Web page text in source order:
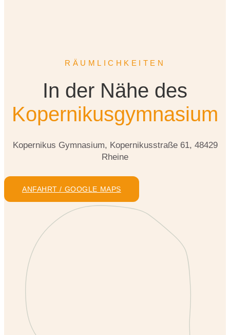
RÄUMLICHKEITEN
In der Nähe des
Kopernikusgymnasium
Kopernikus Gymnasium, Kopernikusstraße 61, 48429
Rheine
ANFAHRT / GOOGLE MAPS